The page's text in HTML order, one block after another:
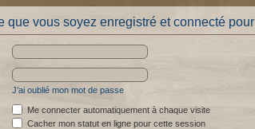
que vous soyez enregistré et connecté
J’ai oublié mon mot de passe
Me connecter automatiquement à chaque visite
Cacher mon statut en ligne pour cette session